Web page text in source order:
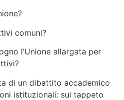
comuni?
l’Unione allargata per
di un dibattito accademico
istituzionali: sul tappeto